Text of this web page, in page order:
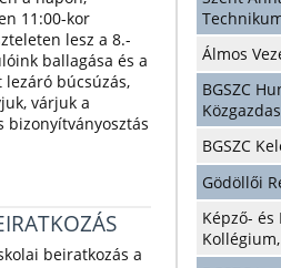
11:00-kor
lesz a 8.-
ballagása és a
lezáró búcsúzás,
várjuk a
bizonyítványosztás
beiratkozás a
Álmos
BGSZC
BGSZC
Gödöllői
Képző-